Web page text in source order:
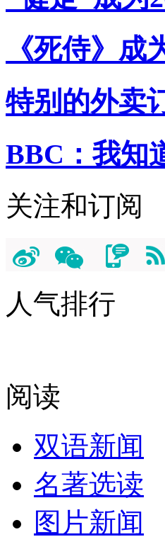
《死侍》成
特别的外卖
BBC：我知
关注和订阅
人气排行
阅读
双语新闻
名著选读
图片新闻